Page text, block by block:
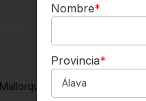
500 g
Nombre*
Provincia*